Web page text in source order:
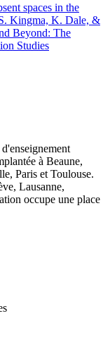
spaces in the
Kingma, K. Dale, &
Beyond: The
Studies
à Beaune,
Paris et Toulouse.
Lausanne,
occupe une place